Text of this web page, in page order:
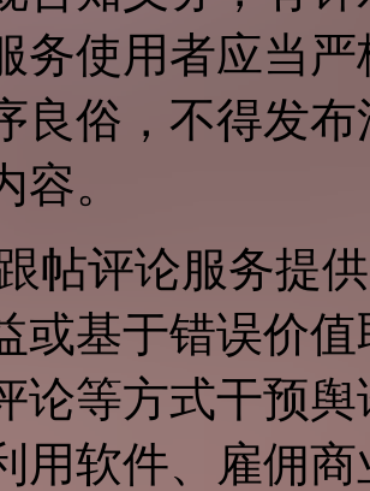
务使用者应当
良俗，不得发
容。
帖评论服务提
或基于错误价
论等方式干预
用软件、雇佣